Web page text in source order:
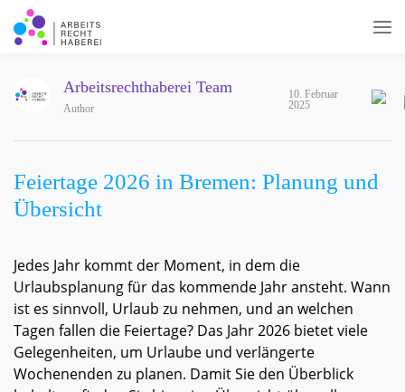
Arbeitsrechthaberei Team
Author
10. Februar
2025
Feiertage 2026 in Bremen: Planung und
Übersicht
Jedes Jahr kommt der Moment, in dem die
Urlaubsplanung für das kommende Jahr ansteht. Wann
ist es sinnvoll, Urlaub zu nehmen, und an welchen
Tagen fallen die Feiertage? Das Jahr 2026 bietet viele
Gelegenheiten, um Urlaube und verlängerte
Wochenenden zu planen. Damit Sie den Überblick